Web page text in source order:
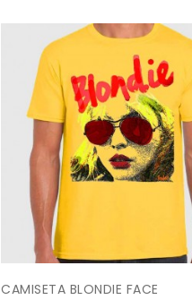
CAMISETA BLONDIE FACE